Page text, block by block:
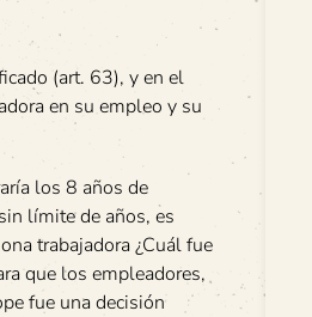
(art. 63), y en el
en su empleo y su
los 8 años de
límite de años, es
trabajadora ¿Cuál fue
que los empleadores,
fue una decisión